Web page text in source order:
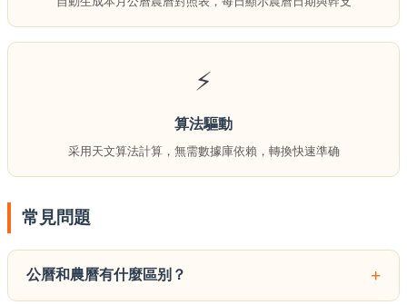
⚡
算法驅動
采用天文算法計算，無需數據庫依賴，轉換快速準确
常見問題
公曆和農曆有什麼區别？ +